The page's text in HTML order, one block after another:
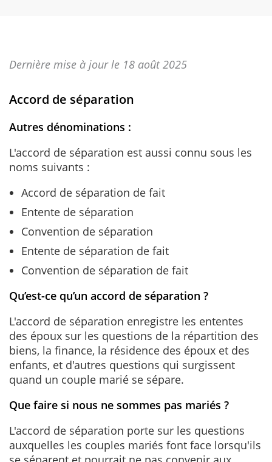
Dernière mise à jour le 18 août 2025
Accord de séparation
Autres dénominations :
L'accord de séparation est aussi connu sous les
noms suivants :
Accord de séparation de fait
Entente de séparation
Convention de séparation
Entente de séparation de fait
Convention de séparation de fait
Qu’est-ce qu’un accord de séparation ?
L'accord de séparation enregistre les ententes
des époux sur les questions de la répartition des
biens, la finance, la résidence des époux et des
enfants, et d'autres questions qui surgissent
quand un couple marié se sépare.
Que faire si nous ne sommes pas mariés ?
L'accord de séparation porte sur les questions
auxquelles les couples mariés font face lorsqu'ils